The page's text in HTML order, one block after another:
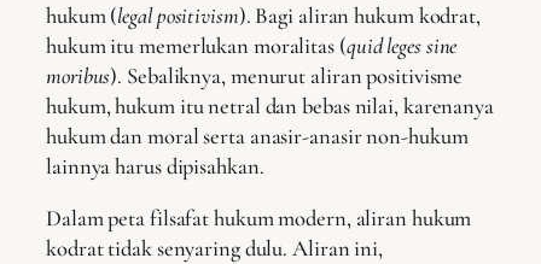
hukum (legal positivism). Bagi aliran hukum kodrat,
hukum itu memerlukan moralitas (quid leges sine
moribus). Sebaliknya, menurut aliran positivisme
hukum, hukum itu netral dan bebas nilai, karenanya
hukum dan moral serta anasir-anasir non-hukum
lainnya harus dipisahkan.
Dalam peta filsafat hukum modern, aliran hukum
kodrat tidak senyaring dulu. Aliran ini,